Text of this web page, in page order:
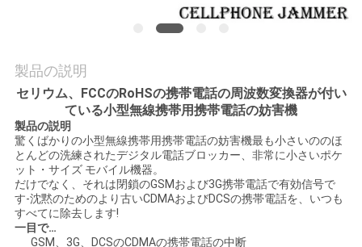
合
わ
せ
ニ
ュ
製品の説明
セリウム、FCCのRoHSの携帯電話の周波数変換器が付い
ている小型無線携帯用携帯電話の妨害機
製品の説明
驚くばかりの小型無線携帯用携帯電話の妨害機最も小さいののほ
とんどの洗練されたデジタル電話ブロッカー、非常に小さいポケ
ット・サイズ モバイル機器。
だけでなく、それは閉鎖のGSMおよび3G携帯電話で有効信号で
す-沈黙のためのより古いCDMAおよびDCSの携帯電話を、いつも
すべてに除去します!
一目で…
GSM、3G、DCSのCDMAの携帯電話の中断